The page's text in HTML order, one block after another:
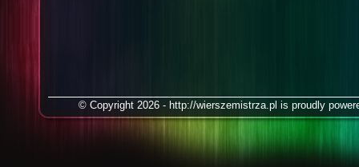
© Copyright 2026 - http://wierszemistrza.pl is proudly